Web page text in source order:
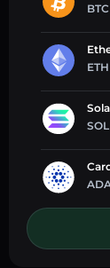
BTC
ETH
SOL